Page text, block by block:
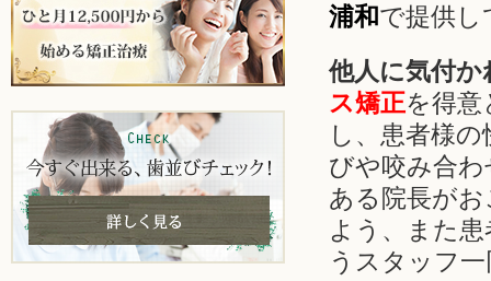
浦和で提供
他人に気付
ス矯正を得意
し、患者様
びや咬み合
ある院長が
よう、また
うスタッフ